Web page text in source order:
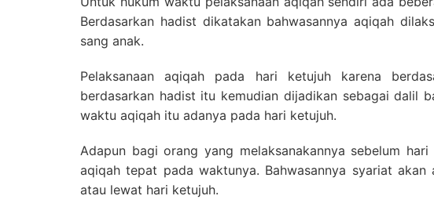
Berdasarkan hadist dikatakan bahwasannya aqiqah
sang anak.
Pelaksanaan aqiqah pada hari ketujuh karena
berdasarkan hadist itu kemudian dijadikan sebagai dalil
waktu aqiqah itu adanya pada hari ketujuh.
Adapun bagi orang yang melaksanakannya sebelum
aqiqah tepat pada waktunya. Bahwasannya syariat
atau lewat hari ketujuh.